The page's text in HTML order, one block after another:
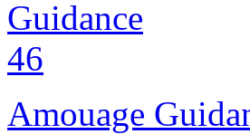
Amouage